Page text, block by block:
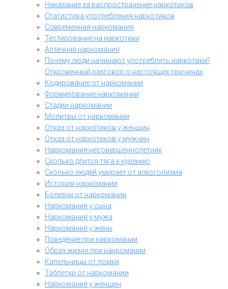
Наказание за распространение наркотиков
Статистика употребления наркотиков
Современная наркомания
Тестирование на наркотики
Аптечная наркомания
Почему люди начинают употреблять наркотики?
Откровенный разговор о настоящих причинах
Кодирование от наркомании
Формирование наркомании
Стадии наркомании
Молитвы от наркомании
Отказ от наркотиков у женщин
Отказ от наркотиков у мужчин
Наркомания несовершеннолетних
Сколько длится тяга к курению
Сколько людей умирает от алкоголизма
История наркомании
Болезни от наркомании
Наркомания у сына
Наркомания у мужа
Наркомания у жены
Поведение при наркомании
Образ жизни при накромании
Капельницы от ломки
Таблетки от наркомании
Наркомания у женщин